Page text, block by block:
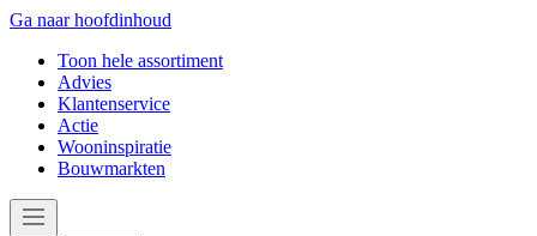
Ga naar hoofdinhoud
Toon hele assortiment
Advies
Klantenservice
Actie
Wooninspiratie
Bouwmarkten